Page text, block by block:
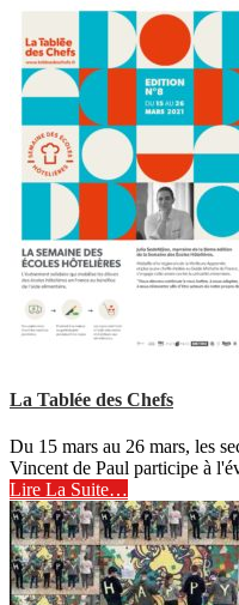
La Tablée des Chefs
Du 15 mars au 26 mars, les
Vincent de Paul participe à
Lire La Suite…